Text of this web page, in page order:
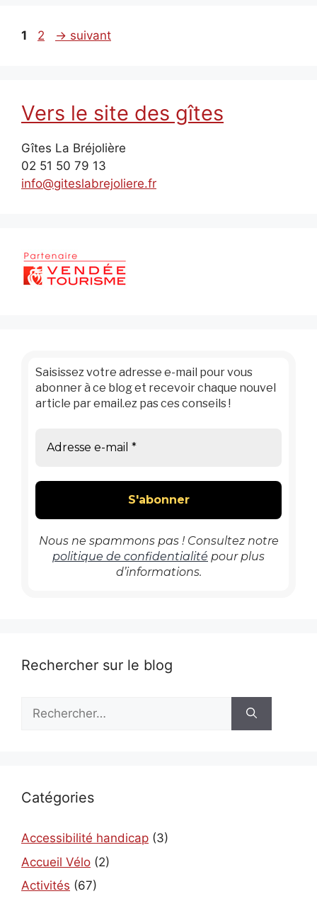
Page
1 Page
2 → suivant
Vers le site des gîtes
Gîtes La Bréjolière
02 51 50 79 13
info@giteslabrejoliere.fr
Saisissez votre adresse e-mail pour vous
abonner à ce blog et recevoir chaque nouvel
article par email.ez pas ces conseils !
Nous ne spammons pas ! Consultez notre
politique de confidentialité pour plus
d’informations.
Rechercher sur le blog
Rechercher :
Catégories
Accessibilité handicap (3)
Accueil Vélo (2)
Activités (67)